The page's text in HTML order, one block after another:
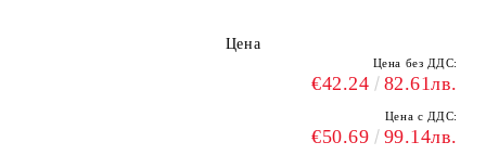
Цена
Цена без ДДС:
€42.24 82.61лв.
Цена с ДДС:
€50.69 99.14лв.